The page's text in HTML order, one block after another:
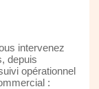
intervenez
depuis
opérationnel
: